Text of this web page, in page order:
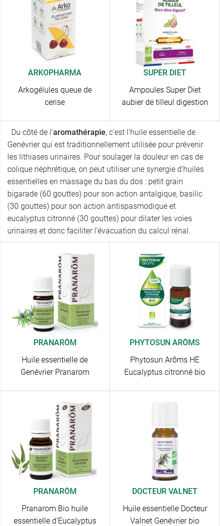
ARKOPHARMA
Arkogélules queue de
cerise
SUPER DIET
Ampoules Super Diet
aubier de tilleul digestion
Du côté de l’aromathérapie, c’est l’huile essentielle de
Genévrier qui est traditionnellement utilisée pour prévenir
les lithiases urinaires. Pour soulager la douleur en cas de
colique néphrétique, on peut utiliser une synergie d’huiles
essentielles en massage du bas du dos : petit grain
bigarade (60 gouttes) pour son action antalgique, basilic
(30 gouttes) pour son action antispasmodique et
eucalyptus citronné (30 gouttes) pour dilater les voies
urinaires et donc faciliter l’évacuation du calcul rénal.
PRANARÔM
Huile essentielle de
Genévrier Pranarom
PHYTOSUN ARÔMS
Phytosun Arôms HE
Eucalyptus citronné bio
PRANARÔM
Pranarom Bio huile
essentielle d'Eucalyptus
DOCTEUR VALNET
Huile essentielle Docteur
Valnet Genévrier bio